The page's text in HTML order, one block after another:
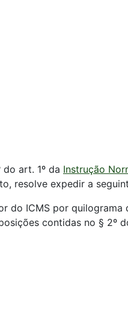
art. 1º da Instrução
resolve expedir a
do ICMS por quilograma
contidas no § 2º